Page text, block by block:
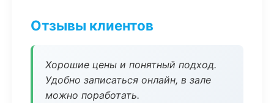
Отзывы клиентов
Хорошие цены и понятный подход.
Удобно записаться онлайн, в зале
можно поработать.